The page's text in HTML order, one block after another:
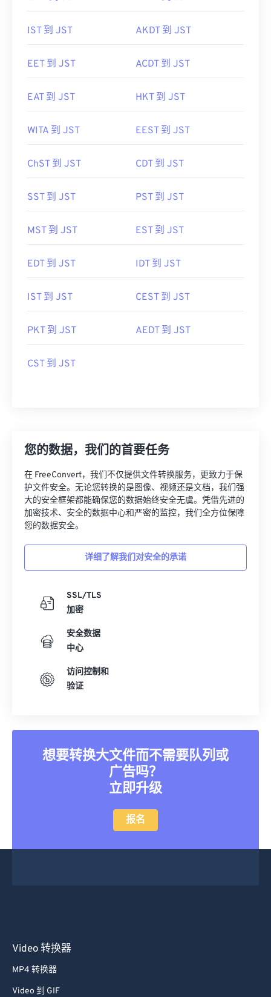
IST 到 JST AKDT 到 JST
EET 到 JST ACDT 到 JST
EAT 到 JST HKT 到 JST
WITA 到 JST EEST 到 JST
ChST 到 JST CDT 到 JST
SST 到 JST PST 到 JST
MST 到 JST EST 到 JST
EDT 到 JST IDT 到 JST
IST 到 JST CEST 到 JST
PKT 到 JST AEDT 到 JST
CST 到 JST
您的数据，我们的首要任务
在 FreeConvert，我们不仅提供文件转换服务，更致力于保
护文件安全。无论您转换的是图像、视频还是文档，我们强
大的安全框架都能确保您的数据始终安全无虞。凭借先进的
加密技术、安全的数据中心和严密的监控，我们全方位保障
您的数据安全。
详细了解我们对安全的承诺
SSL/TLS
加密
安全数据
中心
访问控制和
验证
想要转换大文件而不需要队列或
广告吗？
立即升级
报名
Video 转换器
MP4 转换器
Video 到 GIF